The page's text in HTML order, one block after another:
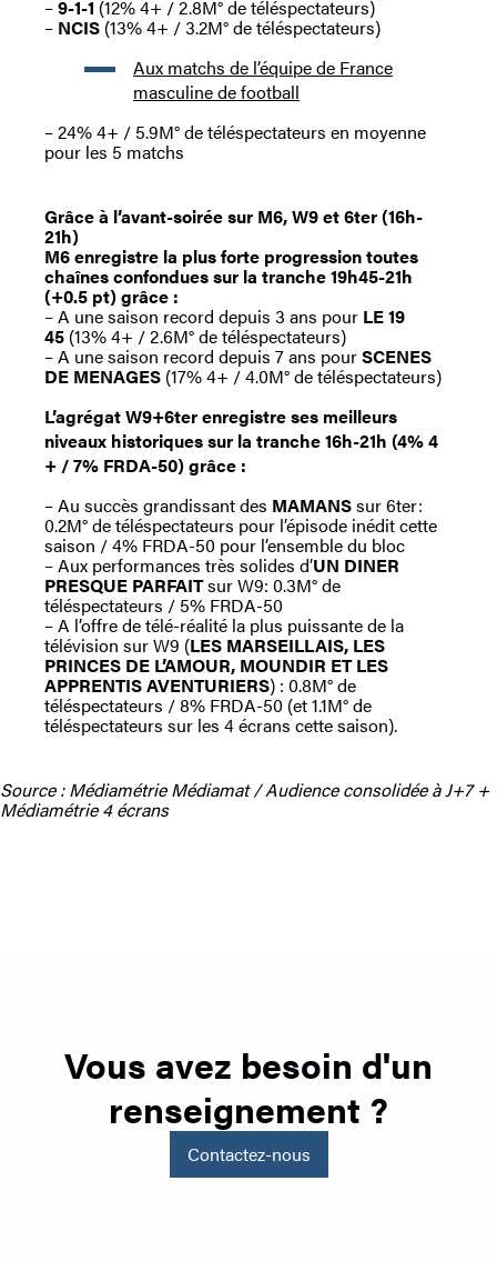
–9-1-1 (12% 4+ / 2.8M° de téléspectateurs)
– NCIS (13% 4+ / 3.2M° de téléspectateurs)
Aux matchs de l’équipe de France
masculine de football
– 24% 4+ / 5.9M° de téléspectateurs en moyenne
pour les 5 matchs
Grâce à l’avant-soirée sur M6, W9 et 6ter (16h-
21h)
M6 enregistre la plus forte progression toutes
chaînes confondues sur la tranche 19h45-21h
(+0.5 pt) grâce :
– A une saison record depuis 3 ans pour LE 19
45 (13% 4+ / 2.6M° de téléspectateurs)
– A une saison record depuis 7 ans pourSCENES
DE MENAGES (17% 4+ / 4.0M° de téléspectateurs)
L’agrégat W9+6ter enregistre ses meilleurs
niveaux historiques sur la tranche 16h-21h (4% 4
+ / 7% FRDA-50) grâce :
– Au succès grandissant des MAMANSsur 6ter:
0.2M° de téléspectateurs pour l’épisode inédit cette
saison / 4% FRDA-50 pour l’ensemble du bloc
– Aux performances très solides d’UN DINER
PRESQUE PARFAITsur W9: 0.3M° de
téléspectateurs / 5% FRDA-50
– A l’offre de télé-réalité la plus puissante de la
télévision sur W9 (LES MARSEILLAIS, LES
PRINCES DE L’AMOUR, MOUNDIR ET LES
APPRENTIS AVENTURIERS) : 0.8M° de
téléspectateurs / 8% FRDA-50 (et 1.1M° de
téléspectateurs sur les 4 écrans cette saison).
Source : Médiamétrie Médiamat / Audience consolidée à J+7 +
Médiamétrie 4 écrans
Vous avez besoin d'un
renseignement ?
Contactez-nous